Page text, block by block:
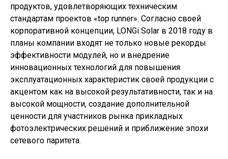
продуктов, удовлетворяющих техническим
стандартам проектов «top runner». Согласно своей
корпоративной концепции, LONGi Solar в 2018 году в
планы компании входят не только новые рекорды
эффективности модулей, но и внедрение
инновационных технологий для повышения
эксплуатационных характеристик своей продукции с
акцентом как на высокой результативности, так и на
высокой мощности, создание дополнительной
ценности для участников рынка прикладных
фотоэлектрических решений и приближение эпохи
сетевого паритета.